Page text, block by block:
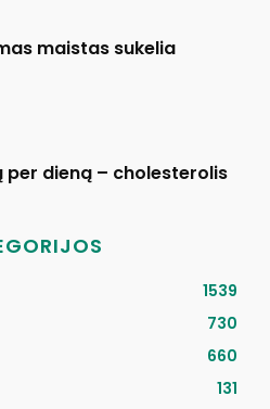
maistas sukelia
per dieną – cholesterolis
1539
730
660
131